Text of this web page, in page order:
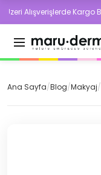
Kargo Bedava!
Ana Sayfa/Blog/Makyaj/